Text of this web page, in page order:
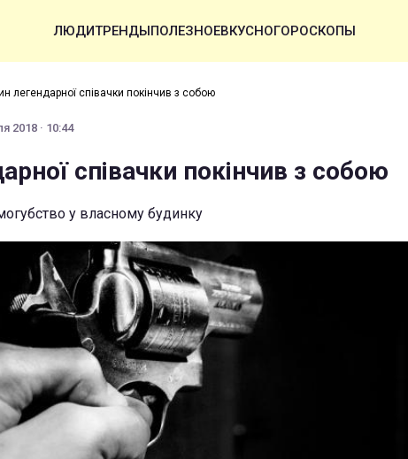
ЛЮДИТРЕНДЫПОЛЕЗНОЕВКУСНОГОРОСКОПЫ
легендарної співачки покінчив з собою
2018 · 10:44
співачки покінчив з собою
у власному будинку